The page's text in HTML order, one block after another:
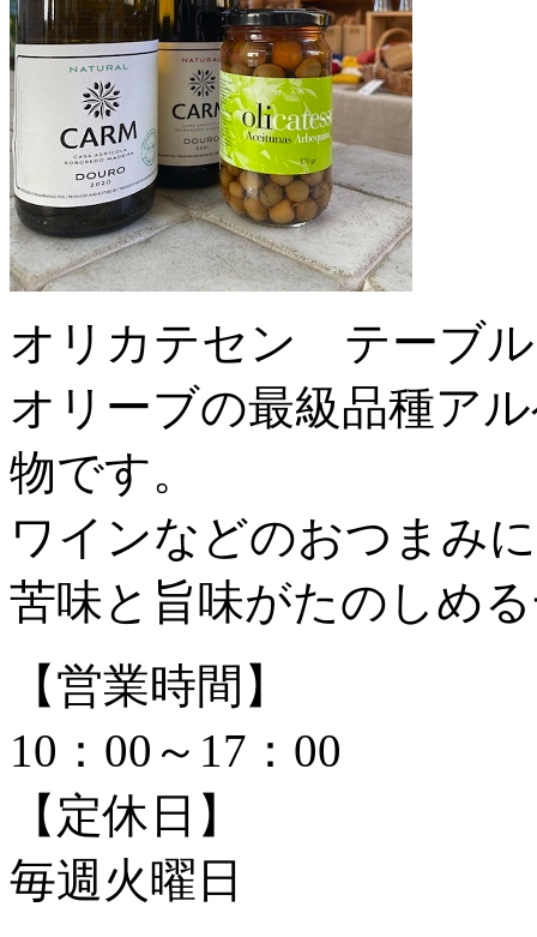
オリカテセン テーブ
オリーブの最級品種ア
物です。
ワインなどのおつまみ
苦味と旨味がたのしめ
【営業時間】
10：00～17：00
【定休日】
毎週火曜日